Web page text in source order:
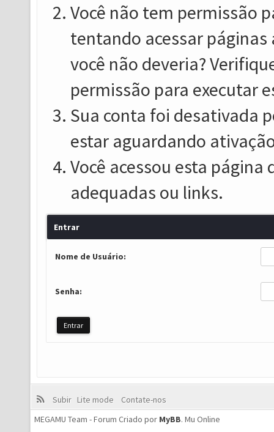
Você não tem permissão
tentando acessar
você não deveria?
permissão para executar
Sua conta foi desativada
estar aguardando
Você acessou esta
adequadas ou links.
Entrar
Nome de Usuário:
Senha:
Subir Lite mode
Contate-nos
MEGAMU Team - Forum Criado por MyBB. Mu Online